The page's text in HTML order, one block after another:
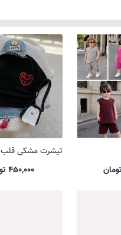
تیشرت مشکی قلب
450,000 تومان